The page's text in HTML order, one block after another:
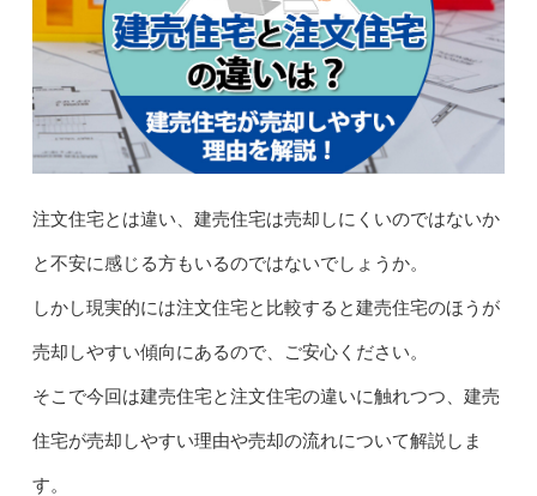
注文住宅とは違い、建売住宅は売却しにくいのではないか
と不安に感じる方もいるのではないでしょうか。
しかし現実的には注文住宅と比較すると建売住宅のほうが
売却しやすい傾向にあるので、ご安心ください。
そこで今回は建売住宅と注文住宅の違いに触れつつ、建売
住宅が売却しやすい理由や売却の流れについて解説しま
す。